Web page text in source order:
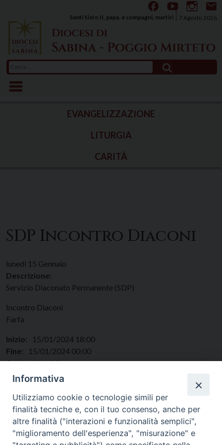
content
7 Agosto 2026
Santi Sisto II, papa, e compagni, martiri
per:
EVANGELIZZAZIONE
LITURGIA
CARITÀ
SDP Incontro Diaconi
lunedì 15 Gennaio
Descrizione:
Servizio Diaconato Permanente (SDP)
Incontro Diaconi
Farfa
Inizio:
15/01/2024 18:00
Fine:
15/01/2024 00:00
Categorie: Altro
Regione: Lazio
Informativa
Utilizziamo cookie o tecnologie simili per
finalità tecniche e, con il tuo consenso, anche per
altre finalità ("interazioni e funzionalità semplici",
"miglioramento dell'esperienza", "misurazione" e